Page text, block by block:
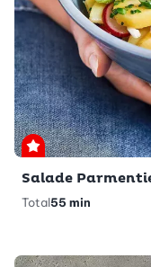
Premium
Salade
Total55 min